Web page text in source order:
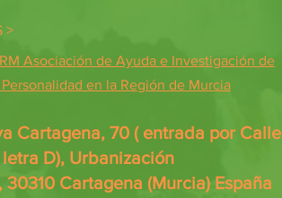
>
Asociación de Ayuda e Investigación de
en la Región de Murcia
Cartagena, 70 ( entrada por Calle
D), Urbanización
Cartagena (Murcia) España